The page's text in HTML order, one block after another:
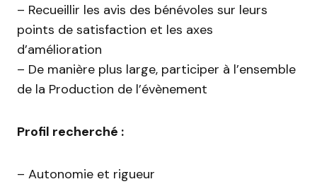
– Recueillir les avis des bénévoles sur leurs
points de satisfaction et les axes
d’amélioration
– De manière plus large, participer à l’ensemble
de la Production de l’évènement
Profil recherché :
– Autonomie et rigueur